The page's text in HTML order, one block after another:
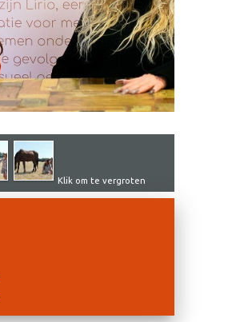
Klik om te vergroten